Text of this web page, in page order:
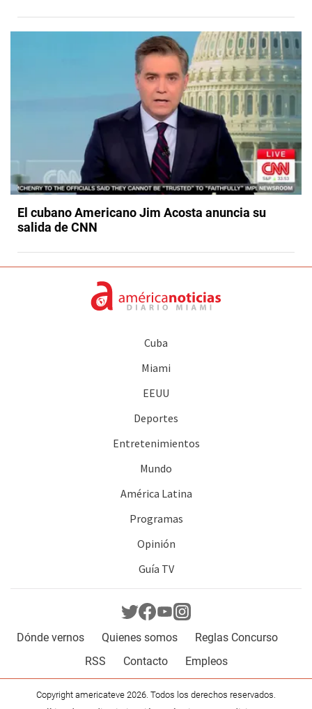
El cubano Americano Jim Acosta anuncia su
salida de CNN
Cuba
Miami
EEUU
Deportes
Entretenimientos
Mundo
América Latina
Programas
Opinión
Guía TV
Dónde vernos Quienes somos
Reglas Concurso
RSS
Contacto Empleos
Copyright americateve 2026. Todos los derechos reservados.